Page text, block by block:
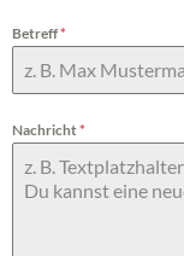
Betreff*
Nachricht*